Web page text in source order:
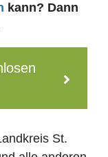
kann? Dann
St.